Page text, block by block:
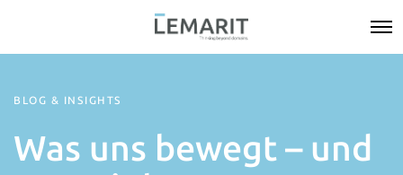
BLOG & INSIGHTS
Was uns bewegt – und